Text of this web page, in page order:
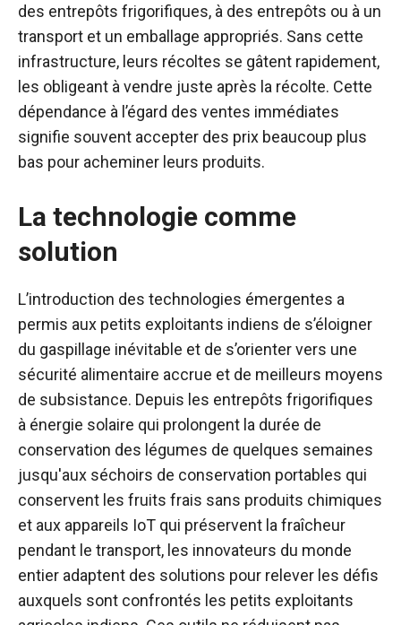
des entrepôts frigorifiques, à des entrepôts ou à un
transport et un emballage appropriés. Sans cette
infrastructure, leurs récoltes se gâtent rapidement,
les obligeant à vendre juste après la récolte. Cette
dépendance à l’égard des ventes immédiates
signifie souvent accepter des prix beaucoup plus
bas pour acheminer leurs produits.
La technologie comme
solution
L’introduction des technologies émergentes a
permis aux petits exploitants indiens de s’éloigner
du gaspillage inévitable et de s’orienter vers une
sécurité alimentaire accrue et de meilleurs moyens
de subsistance. Depuis les entrepôts frigorifiques
à énergie solaire qui prolongent la durée de
conservation des légumes de quelques semaines
jusqu'aux séchoirs de conservation portables qui
conservent les fruits frais sans produits chimiques
et aux appareils IoT qui préservent la fraîcheur
pendant le transport, les innovateurs du monde
entier adaptent des solutions pour relever les défis
auxquels sont confrontés les petits exploitants